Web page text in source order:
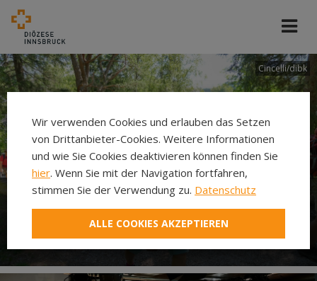
Cincelli/dibk
Neuer Pilgerweg Via
Laudato si’
Wir verwenden Cookies und erlauben das Setzen
von Drittanbieter-Cookies. Weitere Informationen
und wie Sie Cookies deaktivieren können finden Sie
hier. Wenn Sie mit der Navigation fortfahren,
stimmen Sie der Verwendung zu. Datenschutz
ALLE COOKIES AKZEPTIEREN